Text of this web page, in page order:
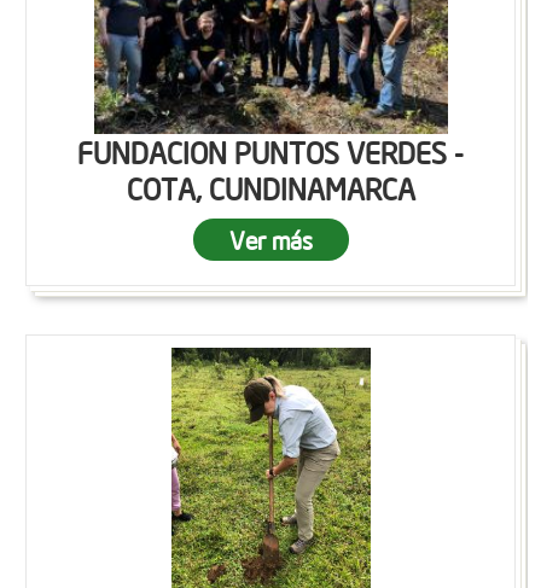
FUNDACION PUNTOS VERDES -
COTA, CUNDINAMARCA
Ver más